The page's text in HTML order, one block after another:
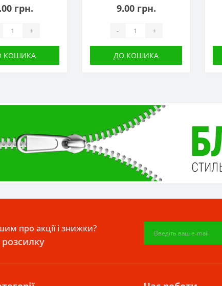
грн.
+
КОШИКА
9.00 грн.
- +
ДО КОШИКА
про акції і знижки?